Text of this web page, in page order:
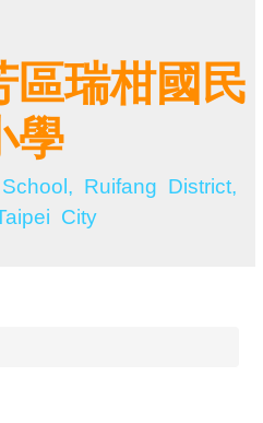
區瑞柑國民
學
Ruifang District,
City